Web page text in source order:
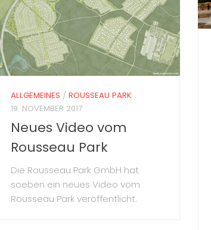
ALLGEMEINES / ROUSSEAU PARK
19. NOVEMBER 2017
Neues Video vom
Rousseau Park
Die Rousseau Park GmbH hat
soeben ein neues Video vom
Rousseau Park veröffentlicht.